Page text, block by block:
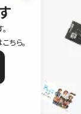
ちら。